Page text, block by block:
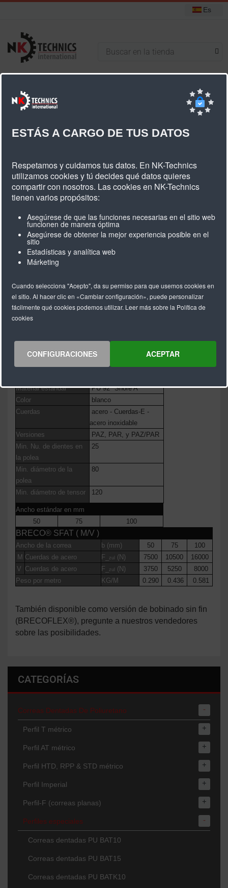
Es
+31 (0) 314 393751
Perfiles especiales
Correas Dentadas PU SFAT10
M = Abierta
V = Empalmada
BRECO® SFAT10 (
Longitud estándar
Rollo 50 & 100 m
Longitudes > 100 m
a solicitud
Longitud mínima de
880
Material estándar
PU 92° Shore A
Color
blanco
Cuerdas
acero - Cuerdas-E -
acero inoxidable
Versiones
PAZ, PAR, y PAZ/PAR
Min. Nu. de dientes en
la polea
25
Min. diámetro de la
polea
80
Min. diámetro de tensor 120
Ancho estándar en mm
50
75 100
BRECO® SFAT ( M/V )
Ancho de la correa b (mm) 50 75
100
M Cuerdas de acero F_ zul (N) 7500 10500
16000
V Cuerdas de acero F_ zul (N) 3750 5250
8000
Peso por metro
KG/M 0.290 0.436 0.581
También disponible como versión de bobinado sin fin
(BRECOFLEX®), pregunte a nuestros vendedores
sobre las posibilidades.
CATEGORÍAS
Correas Dentadas De Poliuretano -
Perfil T métrico +
Perfil AT métrico +
Perfil HTD, RPP & STD métrico +
Perfil Imperial +
Perfil-F (correas planas) +
Perfiles especiales -
Correas dentadas PU BAT10
Correas dentadas PU BAT15
Correas dentadas PU BATK10
ESTÁS A CARGO DE TUS DATOS
Respetamos y cuidamos tus datos. En NK-Technics
utilizamos cookies y tú decides qué datos quieres
compartir con nosotros. Las cookies en NK-Technics
tienen varios propósitos:
Asegúrese de que las funciones necesarias en el sitio web
funcionen de manera óptima
Asegúrese de obtener la mejor experiencia posible en el
sitio
Estadísticas y analítica web
Márketing
Cuando selecciona "Acepto", da su permiso para que usemos cookies en
el sitio. Al hacer clic en «Cambiar configuración», puede personalizar
fácilmente qué cookies podemos utilizar. Leer más sobre la Política de
cookies
ACEPTAR
CONFIGURACIONES